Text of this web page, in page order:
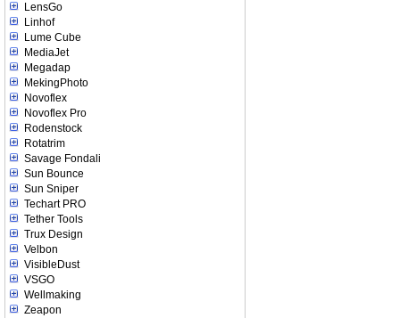
LensGo
Linhof
Lume Cube
MediaJet
Megadap
MekingPhoto
Novoflex
Novoflex Pro
Rodenstock
Rotatrim
Savage Fondali
Sun Bounce
Sun Sniper
Techart PRO
Tether Tools
Trux Design
Velbon
VisibleDust
VSGO
Wellmaking
Zeapon